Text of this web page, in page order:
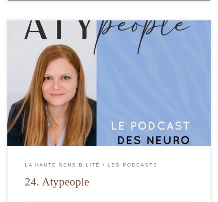
Le podcast qui aborde toutes les neuros atypies.
LA HAUTE SENSIBILITÉ LES PODCASTS
24. Atypeople